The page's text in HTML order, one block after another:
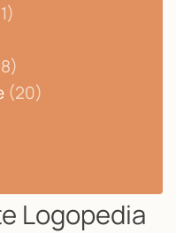
(20)
Logopedia